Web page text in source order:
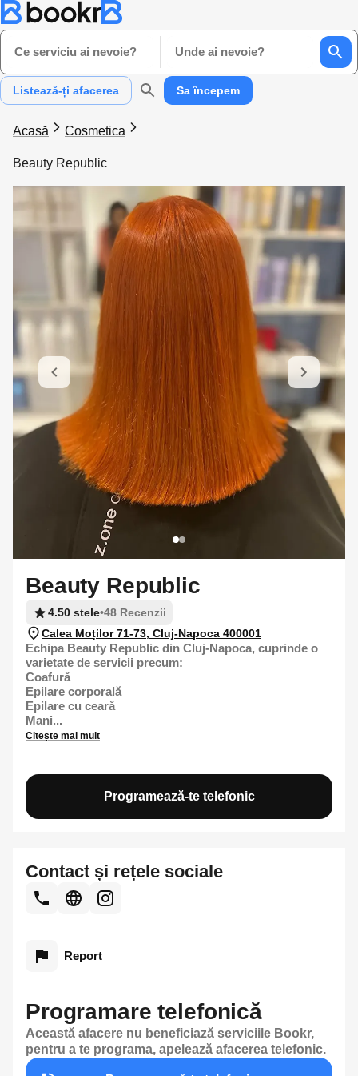
Ce serviciu ai nevoie? Unde ai nevoie?
Listează-ți afacerea Sa începem
Acasă Cosmetica
Beauty Republic
Beauty Republic
4.50 stele•48 Recenzii
Calea Moților 71-73, Cluj-Napoca 400001
Echipa Beauty Republic din Cluj-Napoca, cuprinde o
varietate de servicii precum:
Coafură
Epilare corporală
Epilare cu ceară
Mani...
Citește mai mult
Programează-te telefonic
Programare telefonică
Această afacere nu beneficiază serviciile Bookr,
pentru a te programa, apelează afacerea telefonic.
Contact și rețele sociale
Report